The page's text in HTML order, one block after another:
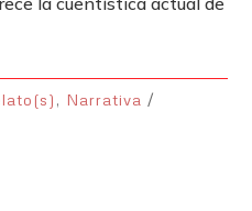
, Narrativa